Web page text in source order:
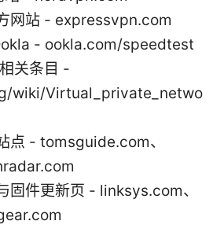
网站 - expressvpn.com
- ookla.com/speedtest
关条目 -
wiki/Virtual_private_netwo
点 - tomsguide.com、
固件更新页 - linksys.com、